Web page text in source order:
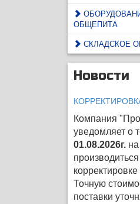
ОБЩЕПИТА
СКЛАДСКОЕ
Новости
Компания
уведомляет о
01.08.2026г.
корректировке
Точную
поставки